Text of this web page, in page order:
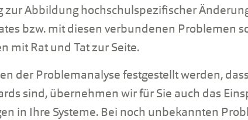
zur Abbildung hochschulspezifischer
bzw. mit diesen verbundenen Problemen
mit Rat und Tat zur Seite.
der Problemanalyse festgestellt werden,
sind, übernehmen wir für Sie auch das
in Ihre Systeme. Bei noch unbekannten